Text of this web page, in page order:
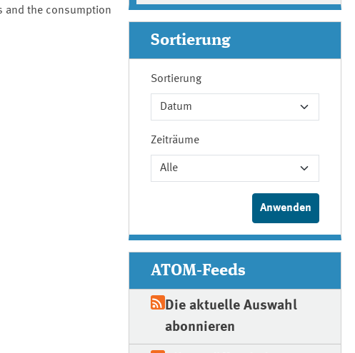
and the consumption
Sortierung
Sortierung
Zeiträume
ATOM-Feeds
Die aktuelle Auswahl
abonnieren